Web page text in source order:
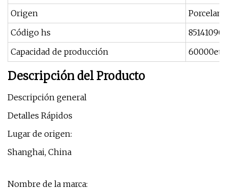
Origen
Porcelana
Código hs
85141090
Capacidad de producción
Descripción del Producto
Descripción general
Detalles Rápidos
Lugar de origen:
Shanghai, China
Nombre de la marca: